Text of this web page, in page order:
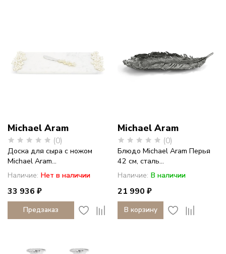
Michael Aram
(0)
Доска для сыра с ножом
Michael Aram...
Наличие: Нет в наличии
33 936 ₽
Предзаказ
Michael Aram
(0)
Блюдо Michael Aram Перья
42 см, сталь...
Наличие: В наличии
21 990 ₽
В корзину